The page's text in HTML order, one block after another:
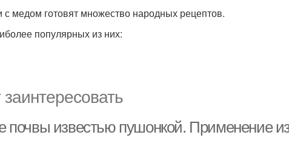
с медом готовят множество народных рецептов.
популярных из них:
почвы известью пушонкой. Применение